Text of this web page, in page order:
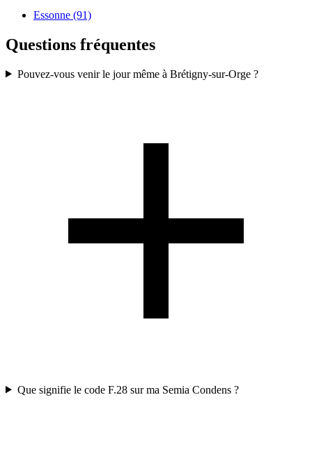
Essonne (91)
Questions fréquentes
Pouvez-vous venir le jour même à Brétigny-sur-Orge ?
Que signifie le code F.28 sur ma Semia Condens ?